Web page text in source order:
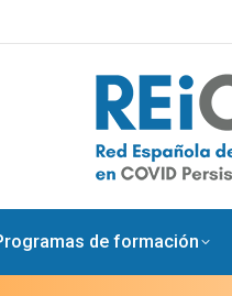
de formación